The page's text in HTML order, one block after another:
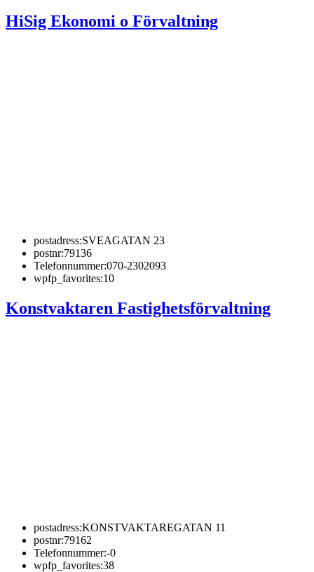
HiSig Ekonomi o Förvaltning
postadress:SVEAGATAN 23
postnr:79136
Telefonnummer:070-2302093
wpfp_favorites:10
Konstvaktaren Fastighetsförvaltning
postadress:KONSTVAKTAREGATAN 11
postnr:79162
Telefonnummer:-0
wpfp_favorites:38